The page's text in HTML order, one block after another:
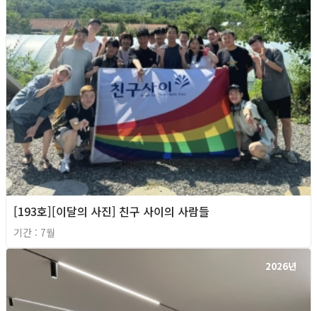
[193호][이달의 사진] 친구 사이의 사람들
기간 : 7월
2026년